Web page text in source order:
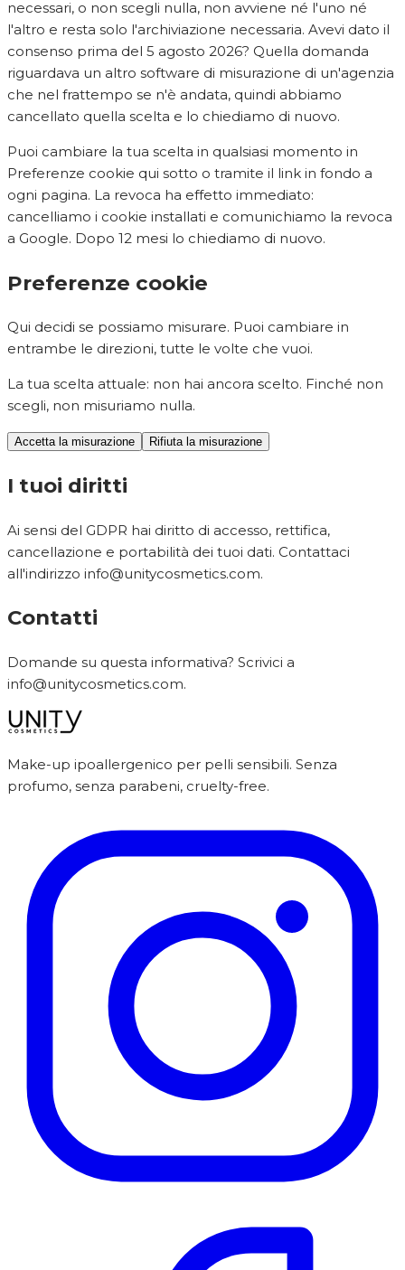
necessari, o non scegli nulla, non avviene né l'uno né
l'altro e resta solo l'archiviazione necessaria. Avevi dato il
consenso prima del 5 agosto 2026? Quella domanda
riguardava un altro software di misurazione di un'agenzia
che nel frattempo se n'è andata, quindi abbiamo
cancellato quella scelta e lo chiediamo di nuovo.
Puoi cambiare la tua scelta in qualsiasi momento in
Preferenze cookie qui sotto o tramite il link in fondo a
ogni pagina. La revoca ha effetto immediato:
cancelliamo i cookie installati e comunichiamo la revoca
a Google. Dopo 12 mesi lo chiediamo di nuovo.
Preferenze cookie
Qui decidi se possiamo misurare. Puoi cambiare in
entrambe le direzioni, tutte le volte che vuoi.
La tua scelta attuale: non hai ancora scelto. Finché non
scegli, non misuriamo nulla.
Accetta la misurazione Rifiuta la misurazione
I tuoi diritti
Ai sensi del GDPR hai diritto di accesso, rettifica,
cancellazione e portabilità dei tuoi dati. Contattaci
all'indirizzo info@unitycosmetics.com.
Contatti
Domande su questa informativa? Scrivici a
info@unitycosmetics.com.
Make-up ipoallergenico per pelli sensibili. Senza
profumo, senza parabeni, cruelty-free.